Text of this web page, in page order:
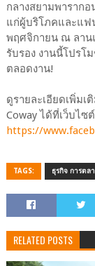
กลางสยามพาราก
แก่ผู้บริโภคและแฟ
พฤศจิกายน ณ ลาน
รับรอง งานนี้โปร
ตลอดงาน!
ดูรายละเอียดเพิ่มเ
Coway ได้ที่เว็บไซต์
https://
TAGS: ธุรกิจ การตล
RELATED POSTS